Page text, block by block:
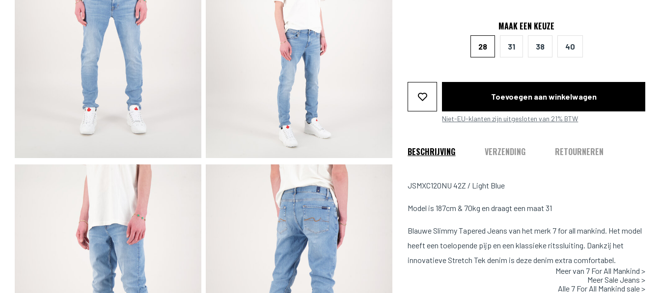
MAAK EEN KEUZE
28 31 38 40
Toevoegen aan winkelwagen
Niet-EU-klanten zijn uitgesloten van 21% BTW
BESCHRIJVING VERZENDING RETOURNEREN
JSMXC120NU 42Z / Light Blue
Model is 187cm & 70kg en draagt een maat 31
Blauwe Slimmy Tapered Jeans van het merk 7 for all mankind. Het model
heeft een toelopende pijp en een klassieke ritssluiting. Dankzij het
innovatieve Stretch Tek denim is deze denim extra comfortabel.
Meer van 7 For All Mankind >
Meer Sale Jeans >
Alle 7 For All Mankind sale >